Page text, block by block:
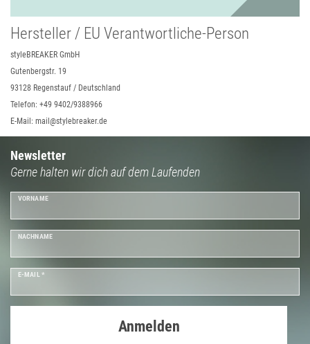
Hersteller / EU Verantwortliche-Person
styleBREAKER GmbH
Gutenbergstr. 19
93128 Regenstauf / Deutschland
Telefon: +49 9402/9388966
E-Mail: mail@stylebreaker.de
Newsletter
Gerne halten wir dich auf dem Laufenden
VORNAME
NACHNAME
E-MAIL *
Anmelden